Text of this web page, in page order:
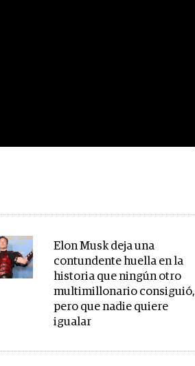
Elon Musk deja una
contundente huella en la
historia que ningún otro
multimillonario consiguió,
pero que nadie quiere
igualar